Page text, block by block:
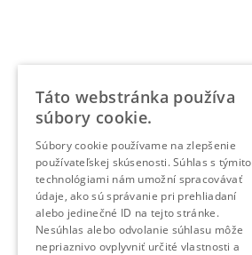
Táto webstránka používa
súbory cookie.
Súbory cookie používame na zlepšenie
používateľskej skúsenosti. Súhlas s týmito
technológiami nám umožní spracovávať
údaje, ako sú správanie pri prehliadaní
alebo jedinečné ID na tejto stránke.
Nesúhlas alebo odvolanie súhlasu môže
nepriaznivo ovplyvniť určité vlastnosti a